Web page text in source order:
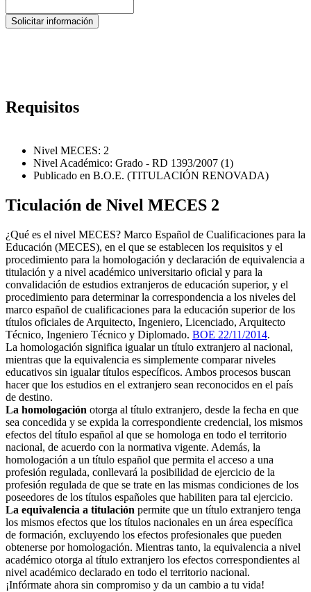
Requisitos
Nivel MECES: 2
Nivel Académico: Grado - RD 1393/2007 (1)
Publicado en B.O.E. (TITULACIÓN RENOVADA)
Ticulación de Nivel MECES 2
¿Qué es el nivel MECES? Marco Español de Cualificaciones para la
Educación (MECES), en el que se establecen los requisitos y el
procedimiento para la homologación y declaración de equivalencia a
titulación y a nivel académico universitario oficial y para la
convalidación de estudios extranjeros de educación superior, y el
procedimiento para determinar la correspondencia a los niveles del
marco español de cualificaciones para la educación superior de los
títulos oficiales de Arquitecto, Ingeniero, Licenciado, Arquitecto
Técnico, Ingeniero Técnico y Diplomado. BOE 22/11/2014.
La homologación significa igualar un título extranjero al nacional,
mientras que la equivalencia es simplemente comparar niveles
educativos sin igualar títulos específicos. Ambos procesos buscan
hacer que los estudios en el extranjero sean reconocidos en el país
de destino.
La homologación otorga al título extranjero, desde la fecha en que
sea concedida y se expida la correspondiente credencial, los mismos
efectos del título español al que se homologa en todo el territorio
nacional, de acuerdo con la normativa vigente. Además, la
homologación a un título español que permita el acceso a una
profesión regulada, conllevará la posibilidad de ejercicio de la
profesión regulada de que se trate en las mismas condiciones de los
poseedores de los títulos españoles que habiliten para tal ejercicio.
La equivalencia a titulación permite que un título extranjero tenga
los mismos efectos que los títulos nacionales en un área específica
de formación, excluyendo los efectos profesionales que pueden
obtenerse por homologación. Mientras tanto, la equivalencia a nivel
académico otorga al título extranjero los efectos correspondientes al
nivel académico declarado en todo el territorio nacional.
¡Infórmate ahora sin compromiso y da un cambio a tu vida!